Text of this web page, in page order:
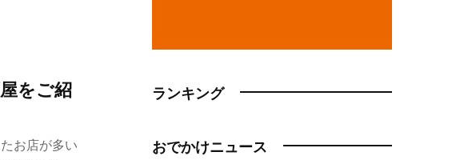
をご紹
お店が多い
ランキング
おでかけニュース